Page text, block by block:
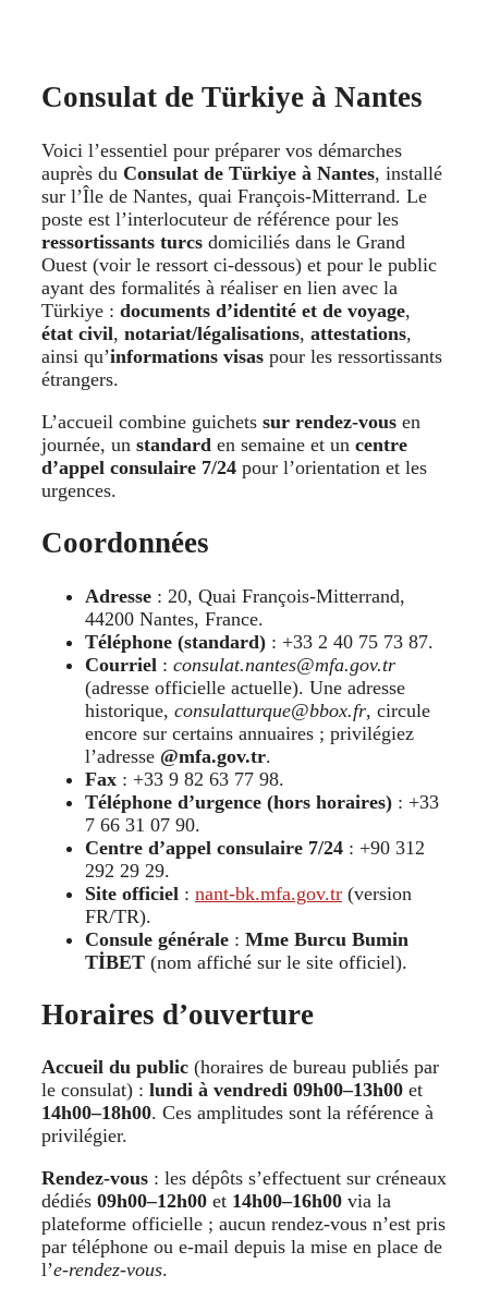
Consulat de Türkiye à Nantes
Voici l’essentiel pour préparer vos démarches
auprès du Consulat de Türkiye à Nantes, installé
sur l’Île de Nantes, quai François-Mitterrand. Le
poste est l’interlocuteur de référence pour les
ressortissants turcs domiciliés dans le Grand
Ouest (voir le ressort ci-dessous) et pour le public
ayant des formalités à réaliser en lien avec la
Türkiye : documents d’identité et de voyage,
état civil, notariat/légalisations, attestations,
ainsi qu’informations visas pour les ressortissants
étrangers.
L’accueil combine guichets sur rendez-vous en
journée, un standard en semaine et un centre
d’appel consulaire 7/24 pour l’orientation et les
urgences.
Coordonnées
Adresse : 20, Quai François-Mitterrand,
44200 Nantes, France.
Téléphone (standard) : +33 2 40 75 73 87.
Courriel : consulat.nantes@mfa.gov.tr
(adresse officielle actuelle). Une adresse
historique, consulatturque@bbox.fr, circule
encore sur certains annuaires ; privilégiez
l’adresse @mfa.gov.tr.
Fax : +33 9 82 63 77 98.
Téléphone d’urgence (hors horaires) : +33
7 66 31 07 90.
Centre d’appel consulaire 7/24 : +90 312
292 29 29.
Site officiel : nant-bk.mfa.gov.tr (version
FR/TR).
Consule générale : Mme Burcu Bumin
TİBET (nom affiché sur le site officiel).
Horaires d’ouverture
Accueil du public (horaires de bureau publiés par
le consulat) : lundi à vendredi 09h00–13h00 et
14h00–18h00. Ces amplitudes sont la référence à
privilégier.
Rendez-vous : les dépôts s’effectuent sur créneaux
dédiés 09h00–12h00 et 14h00–16h00 via la
plateforme officielle ; aucun rendez-vous n’est pris
par téléphone ou e-mail depuis la mise en place de
l’e-rendez-vous.